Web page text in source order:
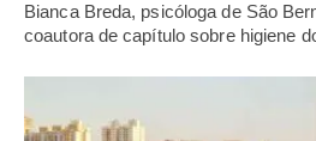
Bianca Breda, psicóloga de São
coautora de capítulo sobre higiene